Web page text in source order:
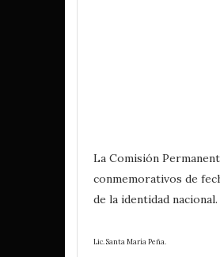
La Comisión
conmemorativos de
de la identidad nacional.
Lic. Santa María Peña.